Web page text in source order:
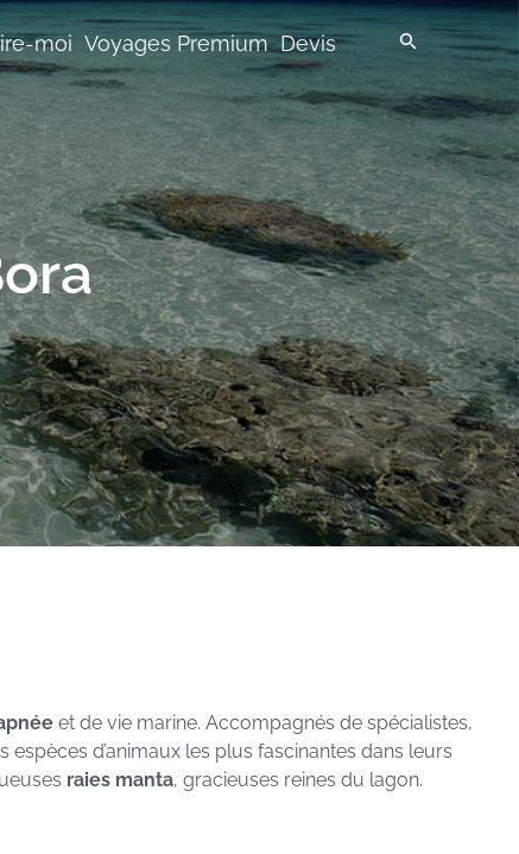
moi Voyages Premium Devis
et de vie marine. Accompagnés de spécialistes,
d’animaux les plus fascinantes dans leurs
raies manta, gracieuses reines du lagon.